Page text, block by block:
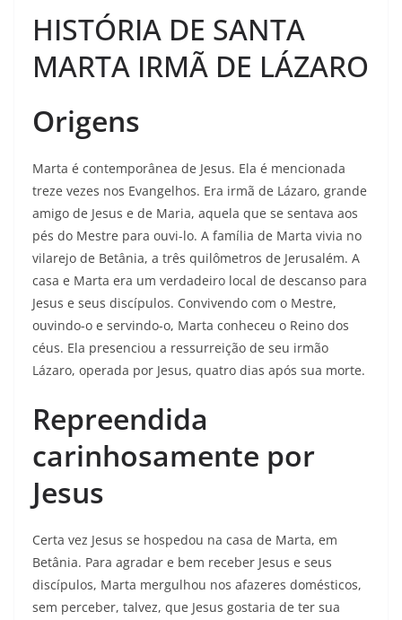
HISTÓRIA DE SANTA
MARTA IRMÃ DE LÁZARO
Origens
Marta é contemporânea de Jesus. Ela é mencionada
treze vezes nos Evangelhos. Era irmã de Lázaro, grande
amigo de Jesus e de Maria, aquela que se sentava aos
pés do Mestre para ouvi-lo. A família de Marta vivia no
vilarejo de Betânia, a três quilômetros de Jerusalém. A
casa e Marta era um verdadeiro local de descanso para
Jesus e seus discípulos. Convivendo com o Mestre,
ouvindo-o e servindo-o, Marta conheceu o Reino dos
céus. Ela presenciou a ressurreição de seu irmão
Lázaro, operada por Jesus, quatro dias após sua morte.
Repreendida
carinhosamente por
Jesus
Certa vez Jesus se hospedou na casa de Marta, em
Betânia. Para agradar e bem receber Jesus e seus
discípulos, Marta mergulhou nos afazeres domésticos,
sem perceber, talvez, que Jesus gostaria de ter sua